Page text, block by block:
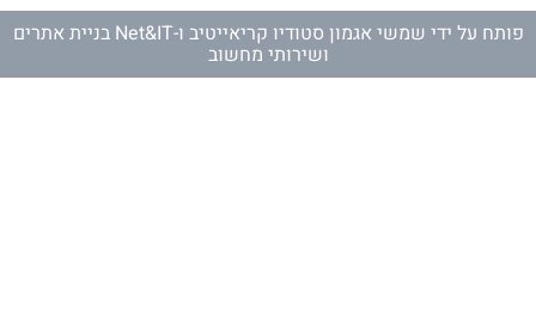
פותח על ידי שמשי אגמון סטודיו קריאייטיב ו- Net&IT בניית אתרים
ושירותי מחשוב